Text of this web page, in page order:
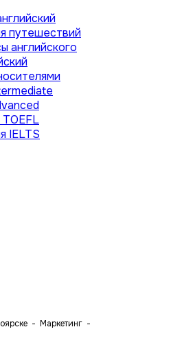
путешествий
английского
TOEFL
IELTS
Маркетинг